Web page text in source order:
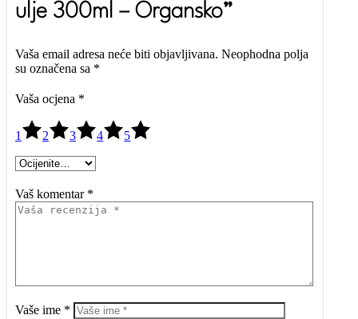
ulje 300ml – Organsko”
Vaša email adresa neće biti objavljivana. Neophodna polja
su označena sa *
Vaša ocjena *
1 2 3 4 5
Vaš komentar *
Vaše ime *